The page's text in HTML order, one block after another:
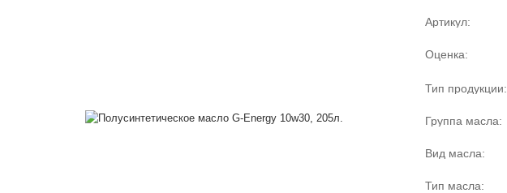
Артикул:
Оценка:
Тип продукции:
Группа масла:
Вид масла:
Тип масла: